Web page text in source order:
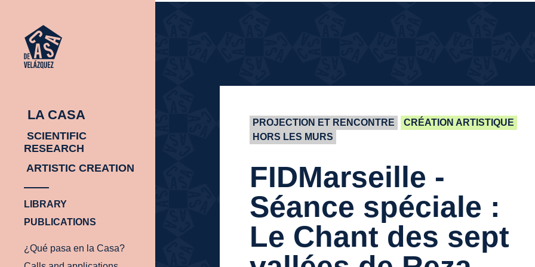
LA CASA
SCIENTIFIC
RESEARCH
ARTISTIC CREATION
LIBRARY
PUBLICATIONS
¿Qué pasa en la Casa?
PROJECTION ET RENCONTRE
CRÉATION ARTISTIQUE
HORS LES MURS
FIDMarseille -
Séance spéciale :
Le Chant des sept